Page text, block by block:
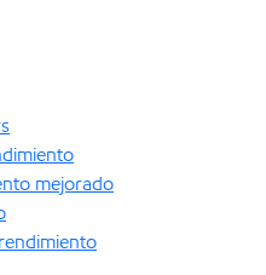
mejorado